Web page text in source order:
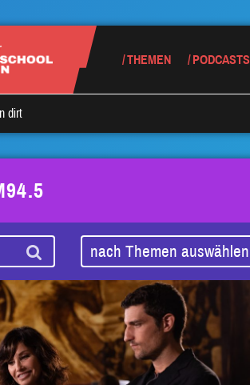
THEMEN PODCASTS
dirt